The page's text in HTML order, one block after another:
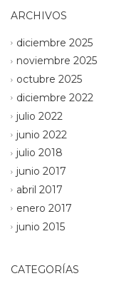
ARCHIVOS
diciembre 2025
noviembre 2025
octubre 2025
diciembre 2022
julio 2022
junio 2022
julio 2018
junio 2017
abril 2017
enero 2017
junio 2015
CATEGORÍAS